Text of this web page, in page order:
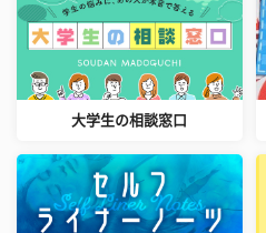
大学生の相談窓口